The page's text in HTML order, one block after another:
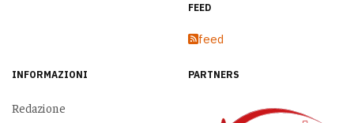
FEED
feed
INFORMAZIONI
Redazione
PARTNERS